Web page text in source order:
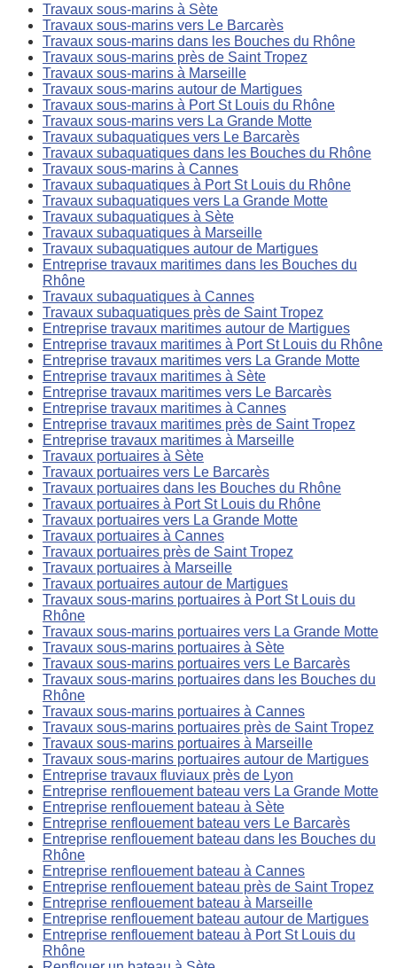
Travaux sous-marins à Sète
Travaux sous-marins vers Le Barcarès
Travaux sous-marins dans les Bouches du Rhône
Travaux sous-marins près de Saint Tropez
Travaux sous-marins à Marseille
Travaux sous-marins autour de Martigues
Travaux sous-marins à Port St Louis du Rhône
Travaux sous-marins vers La Grande Motte
Travaux subaquatiques vers Le Barcarès
Travaux subaquatiques dans les Bouches du Rhône
Travaux sous-marins à Cannes
Travaux subaquatiques à Port St Louis du Rhône
Travaux subaquatiques vers La Grande Motte
Travaux subaquatiques à Sète
Travaux subaquatiques à Marseille
Travaux subaquatiques autour de Martigues
Entreprise travaux maritimes dans les Bouches du
Rhône
Travaux subaquatiques à Cannes
Travaux subaquatiques près de Saint Tropez
Entreprise travaux maritimes autour de Martigues
Entreprise travaux maritimes à Port St Louis du Rhône
Entreprise travaux maritimes vers La Grande Motte
Entreprise travaux maritimes à Sète
Entreprise travaux maritimes vers Le Barcarès
Entreprise travaux maritimes à Cannes
Entreprise travaux maritimes près de Saint Tropez
Entreprise travaux maritimes à Marseille
Travaux portuaires à Sète
Travaux portuaires vers Le Barcarès
Travaux portuaires dans les Bouches du Rhône
Travaux portuaires à Port St Louis du Rhône
Travaux portuaires vers La Grande Motte
Travaux portuaires à Cannes
Travaux portuaires près de Saint Tropez
Travaux portuaires à Marseille
Travaux portuaires autour de Martigues
Travaux sous-marins portuaires à Port St Louis du
Rhône
Travaux sous-marins portuaires vers La Grande Motte
Travaux sous-marins portuaires à Sète
Travaux sous-marins portuaires vers Le Barcarès
Travaux sous-marins portuaires dans les Bouches du
Rhône
Travaux sous-marins portuaires à Cannes
Travaux sous-marins portuaires près de Saint Tropez
Travaux sous-marins portuaires à Marseille
Travaux sous-marins portuaires autour de Martigues
Entreprise travaux fluviaux près de Lyon
Entreprise renflouement bateau vers La Grande Motte
Entreprise renflouement bateau à Sète
Entreprise renflouement bateau vers Le Barcarès
Entreprise renflouement bateau dans les Bouches du
Rhône
Entreprise renflouement bateau à Cannes
Entreprise renflouement bateau près de Saint Tropez
Entreprise renflouement bateau à Marseille
Entreprise renflouement bateau autour de Martigues
Entreprise renflouement bateau à Port St Louis du
Rhône